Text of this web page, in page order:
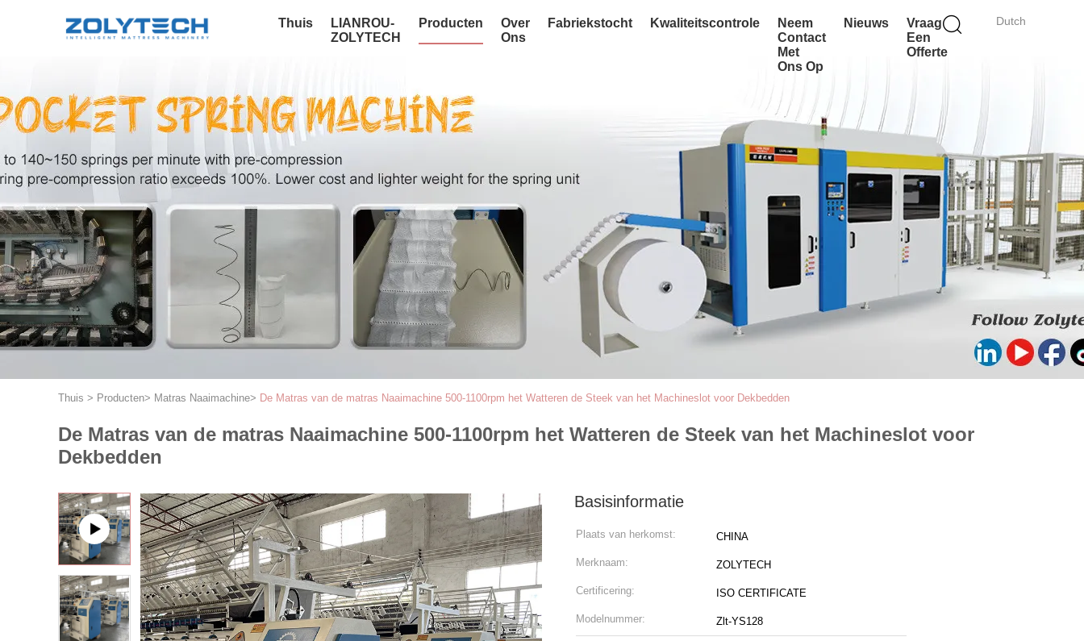
Dutch
Thuis
LIANROU-
ZOLYTECH
Producten
Over
Ons
Fabriekstocht Kwaliteitscontrole
Neem
Contact
Met
Ons Op
Nieuws
Vraag
Een
Offerte
Thuis > Producten> Matras Naaimachine> De Matras van de matras Naaimachine 500-1100rpm het Watteren de Steek van het Machineslot voor Dekbedden
De Matras van de matras Naaimachine 500-1100rpm het Watteren de Steek van het Machineslot voor
Dekbedden
Basisinformatie
Plaats van herkomst: CHINA
Merknaam: ZOLYTECH
Certificering: ISO CERTIFICATE
Modelnummer: Zlt-YS128